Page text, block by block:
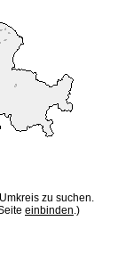
zu suchen.
einbinden.)